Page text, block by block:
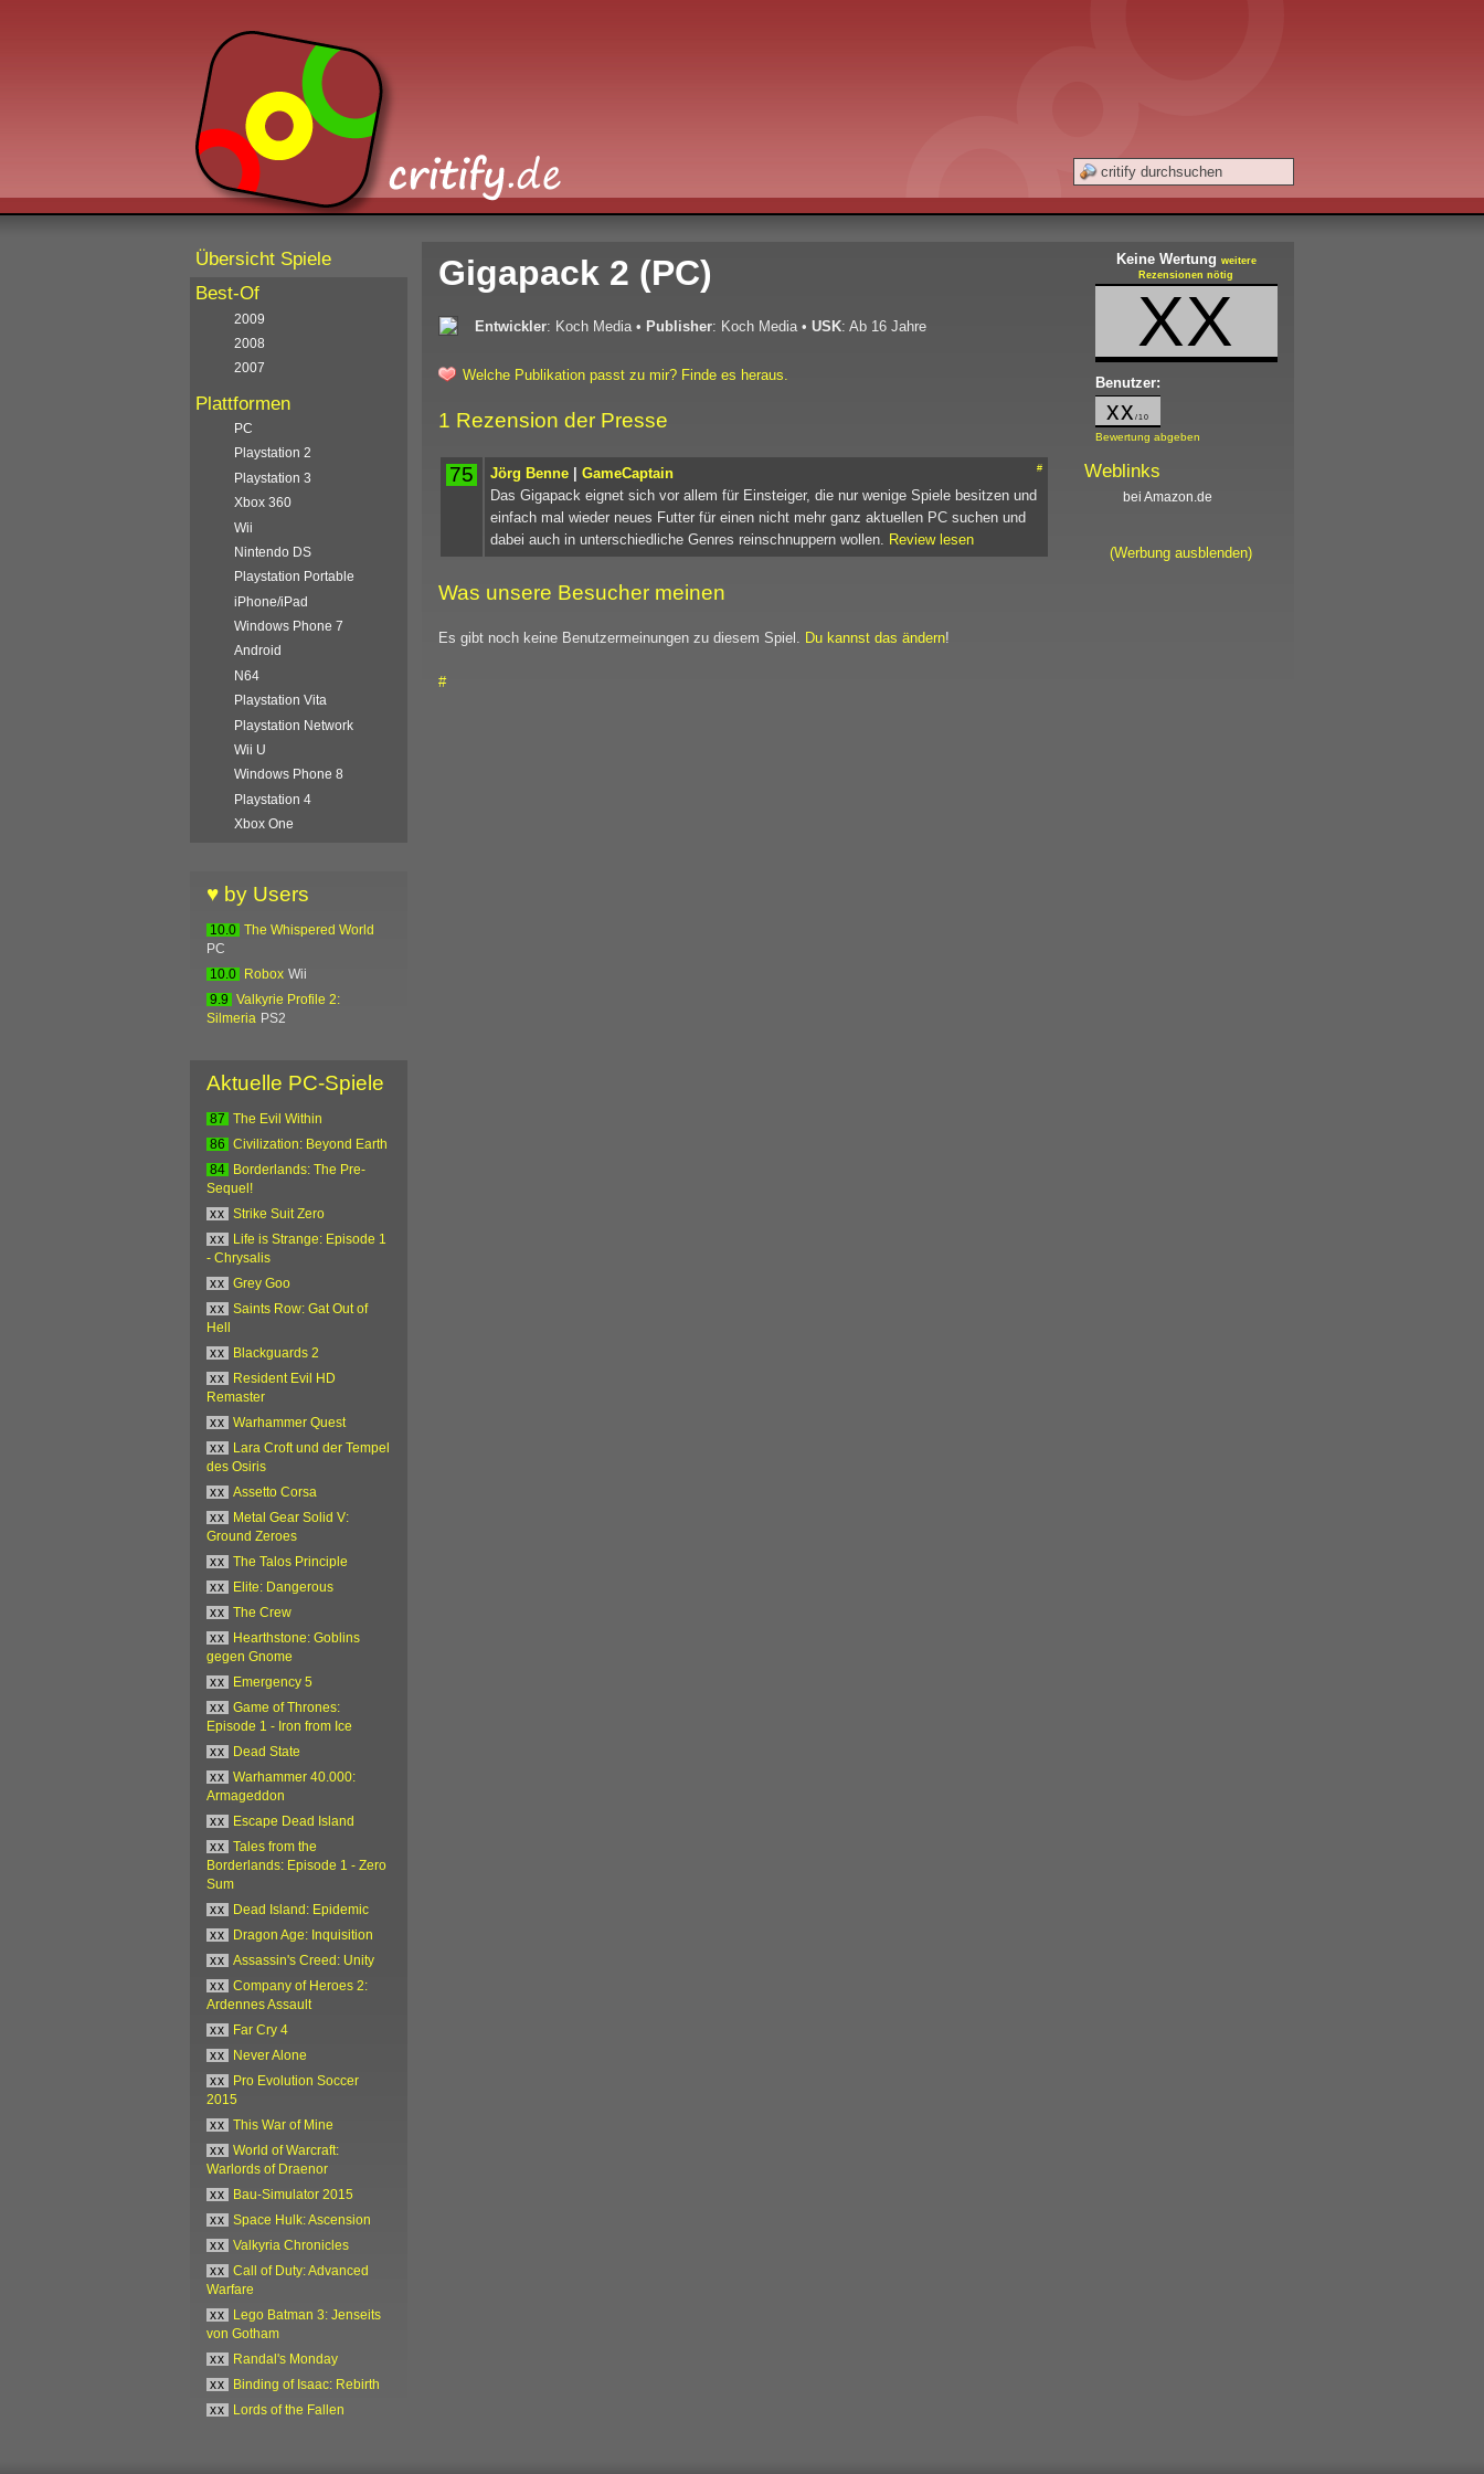
Gigapack 2 (PC)
Entwickler: Koch Media • Publisher: Koch Media • USK: Ab 16 Jahre
Welche Publikation passt zu mir? Finde es heraus.
1 Rezension der Presse
75 #
Jörg Benne | GameCaptain
Das Gigapack eignet sich vor allem für Einsteiger, die nur wenige Spiele besitzen und
einfach mal wieder neues Futter für einen nicht mehr ganz aktuellen PC suchen und
dabei auch in unterschiedliche Genres reinschnuppern wollen. Review lesen
Was unsere Besucher meinen
Es gibt noch keine Benutzermeinungen zu diesem Spiel. Du kannst das ändern!
Keine Wertung weitere
Rezensionen nötig
XX
Benutzer:
xx /10
Bewertung abgeben
Weblinks
bei Amazon.de
(Werbung ausblenden)
#
Übersicht Spiele
Best-Of
2009
2008
2007
Plattformen
PC
Playstation 2
Playstation 3
Xbox 360
Wii
Nintendo DS
Playstation Portable
iPhone/iPad
Windows Phone 7
Android
N64
Playstation Vita
Playstation Network
Wii U
Windows Phone 8
Playstation 4
Xbox One
♥ by Users
10.0 The Whispered World
PC
10.0
Robox Wii
9.9
Valkyrie Profile 2:
Silmeria PS2
Aktuelle PC-Spiele
87
The Evil Within
86
Civilization: Beyond Earth
84
Borderlands: The Pre-
Sequel!
xx
Strike Suit Zero
xx
Life is Strange: Episode 1
- Chrysalis
xx
Grey Goo
xx
Saints Row: Gat Out of
Hell
xx
Blackguards 2
xx
Resident Evil HD
Remaster
xx
Warhammer Quest
xx
Lara Croft und der Tempel
des Osiris
xx
Assetto Corsa
xx
Metal Gear Solid V:
Ground Zeroes
xx
The Talos Principle
xx
Elite: Dangerous
xx
The Crew
xx
Hearthstone: Goblins
gegen Gnome
xx
Emergency 5
xx
Game of Thrones:
Episode 1 - Iron from Ice
xx
Dead State
xx
Warhammer 40.000:
Armageddon
xx
Escape Dead Island
xx
Tales from the
Borderlands: Episode 1 - Zero
Sum
xx
Dead Island: Epidemic
xx
Dragon Age: Inquisition
xx
Assassin's Creed: Unity
xx
Company of Heroes 2:
Ardennes Assault
xx
Far Cry 4
xx
Never Alone
xx
Pro Evolution Soccer
2015
xx
This War of Mine
xx
World of Warcraft:
Warlords of Draenor
xx
Bau-Simulator 2015
xx
Space Hulk: Ascension
xx
Valkyria Chronicles
xx
Call of Duty: Advanced
Warfare
xx
Lego Batman 3: Jenseits
von Gotham
xx
Randal's Monday
xx
Binding of Isaac: Rebirth
xx
Lords of the Fallen